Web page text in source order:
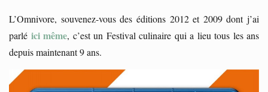
L’Omnivore, souvenez-vous des éditions 2012 et 2009 dont j’ai
parlé ici même, c’est un Festival culinaire qui a lieu tous les ans
depuis maintenant 9 ans.